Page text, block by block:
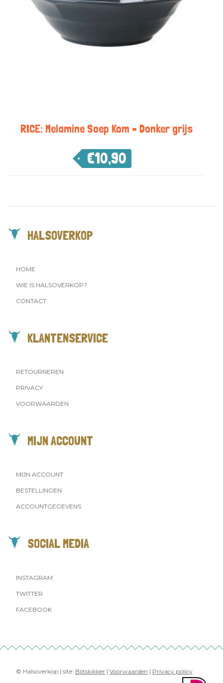
RICE: Melamine Soep Kom – Donker grijs
€10,90
HALSOVERKOP
HOME
WIE IS HALSOVERKOP?
CONTACT
KLANTENSERVICE
RETOURNEREN
PRIVACY
VOORWAARDEN
MIJN ACCOUNT
MIJN ACCOUNT
BESTELLINGEN
ACCOUNTGEGEVENS
SOCIAL MEDIA
INSTAGRAM
TWITTER
FACEBOOK
© Halsoverkop | site: Blitskikker | Voorwaarden | Privacy policy